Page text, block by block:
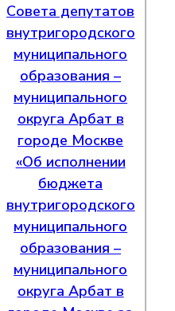
Совета депутатов
внутригородского
муниципального
образования –
муниципального
округа Арбат в
городе Москве
«Об исполнении
бюджета
внутригородского
муниципального
образования –
муниципального
округа Арбат в